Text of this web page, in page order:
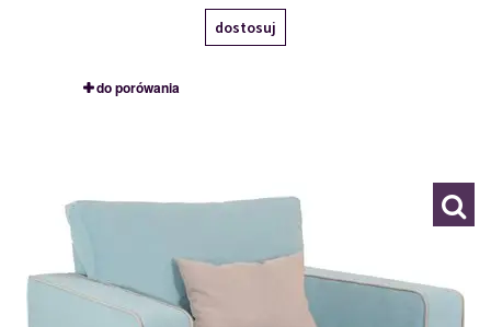
dostosuj
do porówania